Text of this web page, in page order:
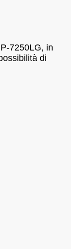
7250LG, in
di